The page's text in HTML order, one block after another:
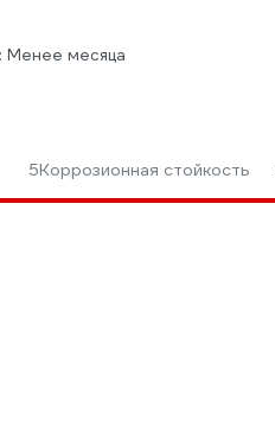
Менее месяца
5Коррозионная стойкость